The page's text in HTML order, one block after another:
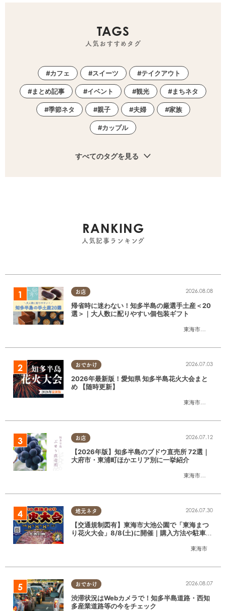
TAGS
人気おすすめタグ
カフェ スイーツ テイクアウト
まとめ記事 イベント 観光 まちネタ
季節ネタ 親子 夫婦 家族
カップル
すべてのタグを見る
RANKING
人気記事ランキング
お店
東海市
,大府市
2026.08.08
帰省時に迷わない！知多半島の厳選手土産＜20
選＞｜大人数に配りやすい個包装ギフト
おでかけ
東海市
,大府市
2026.07.03
2026年最新版！愛知県 知多半島花火大会まと
め 【随時更新】
お店
東海市
,大府市
2026.07.12
【2026年版】知多半島のブドウ直売所 72選｜
大府市・東浦町ほかエリア別に一挙紹介
地元ネタ
東海市
2026.07.30
【交通規制図有】東海市大池公園で「東海まつ
り花火大会」8/8(土)に開催｜購入方法や駐車場
おでかけ 2026.08.07
渋滞状況はWebカメラで！知多半島道路・西知
多産業道路等の今をチェック